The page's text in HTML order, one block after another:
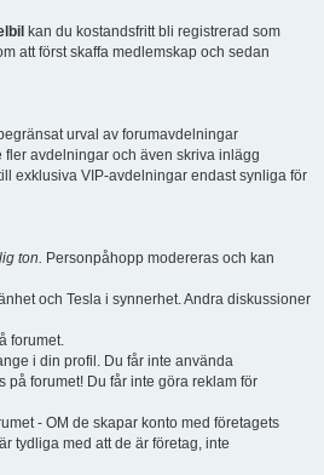
kan du kostandsfritt bli registrerad som
att först skaffa medlemskap och sedan
urval av forumavdelningar
avdelningar och även skriva inlägg
exklusiva VIP-avdelningar endast synliga för
ton. Personpåhopp modereras och kan
och Tesla i synnerhet. Andra diskussioner
forumet.
i din profil. Du får inte använda
på forumet! Du får inte göra reklam för
- OM de skapar konto med företagets
tydliga med att de är företag, inte